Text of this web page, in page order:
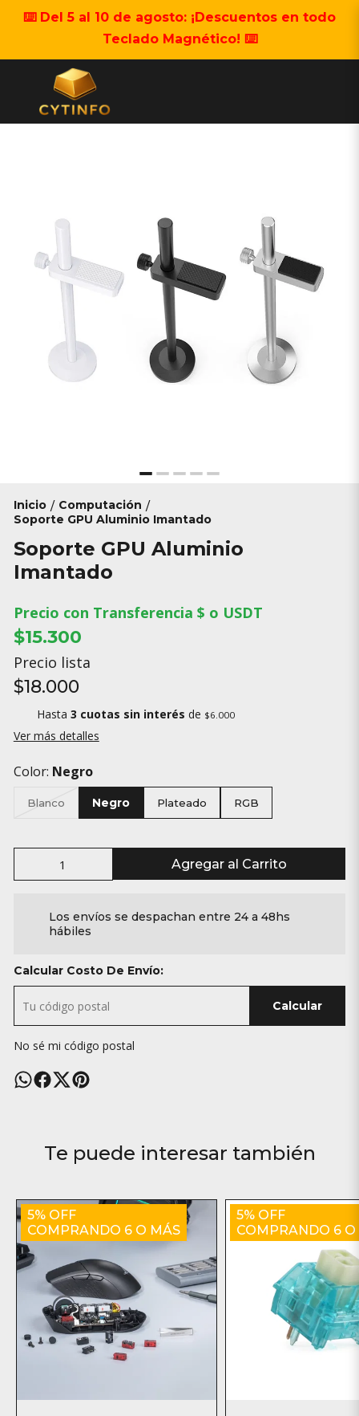
⌨️ Del 5 al 10 de agosto: ¡Descuentos en todo
Teclado Magnético! ⌨️
Inicio / Computación /
Soporte GPU Aluminio Imantado
Soporte GPU Aluminio
Imantado
Precio con Transferencia $ o USDT
$15.300
Precio lista
$18.000
Hasta 3 cuotas sin interés de $6.000
Ver más detalles
Color: Negro
Blanco Negro Plateado RGB
Agregar al Carrito
Los envíos se despachan entre 24 a 48hs
hábiles
Calcular Costo De Envío:
Calcular
No sé mi código postal
Te puede interesar también
5% OFF
COMPRANDO 6 O MÁS
5% OFF
COMPRANDO 6 O